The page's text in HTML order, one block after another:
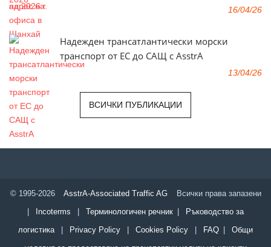
16/04/26
Надежден трансатлантически морски
транспорт от ЕС до САЩ с AsstrA
13/04/26
ВСИЧКИ ПУБЛИКАЦИИ
© 1995-2026 AsstrA-Associated Traffic AG
Всички права запазени
Incoterms Терминологичен речник
Ръководство за
логистика| Privacy Policy Cookies Policy FAQ
Общи